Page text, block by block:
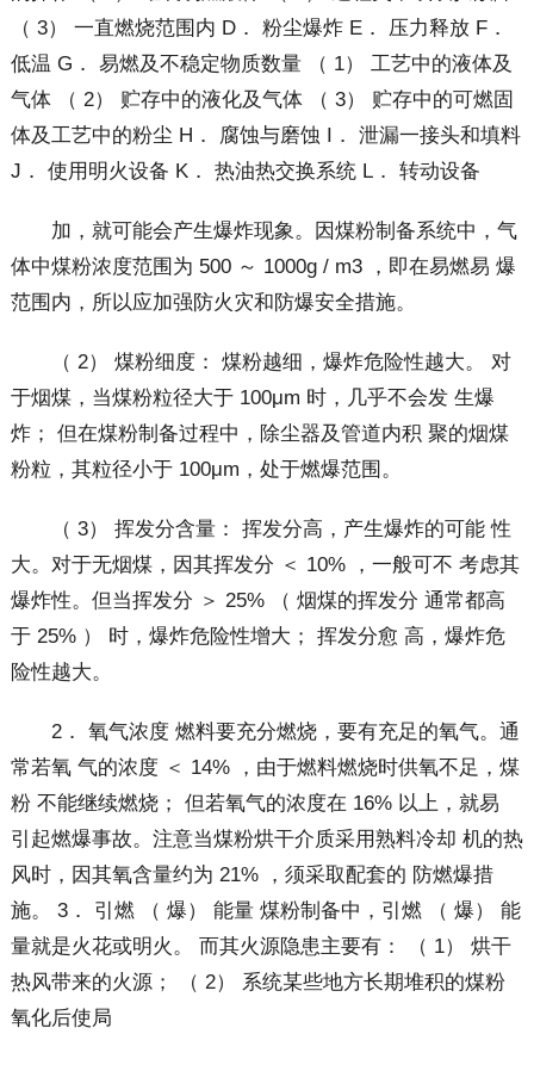
（ 3） 一直燃烧范围内 D． 粉尘爆炸 E． 压力释放 F．
低温 G． 易燃及不稳定物质数量 （ 1） 工艺中的液体及
气体 （ 2） 贮存中的液化及气体 （ 3） 贮存中的可燃固
体及工艺中的粉尘 H． 腐蚀与磨蚀 I． 泄漏一接头和填料
J． 使用明火设备 K． 热油热交换系统 L． 转动设备
加，就可能会产生爆炸现象。因煤粉制备系统中，气
体中煤粉浓度范围为 500 ～ 1000g / m3 ，即在易燃易 爆
范围内，所以应加强防火灾和防爆安全措施。
（ 2） 煤粉细度： 煤粉越细，爆炸危险性越大。 对
于烟煤，当煤粉粒径大于 100μm 时，几乎不会发 生爆
炸； 但在煤粉制备过程中，除尘器及管道内积 聚的烟煤
粉粒，其粒径小于 100μm，处于燃爆范围。
（ 3） 挥发分含量： 挥发分高，产生爆炸的可能 性
大。对于无烟煤，因其挥发分 ＜ 10% ，一般可不 考虑其
爆炸性。但当挥发分 ＞ 25% （ 烟煤的挥发分 通常都高
于 25% ） 时，爆炸危险性增大； 挥发分愈 高，爆炸危
险性越大。
2． 氧气浓度 燃料要充分燃烧，要有充足的氧气。通
常若氧 气的浓度 ＜ 14% ，由于燃料燃烧时供氧不足，煤
粉 不能继续燃烧； 但若氧气的浓度在 16% 以上，就易
引起燃爆事故。注意当煤粉烘干介质采用熟料冷却 机的热
风时，因其氧含量约为 21% ，须采取配套的 防燃爆措
施。 3． 引燃 （ 爆） 能量 煤粉制备中，引燃 （ 爆） 能
量就是火花或明火。 而其火源隐患主要有： （ 1） 烘干
热风带来的火源； （ 2） 系统某些地方长期堆积的煤粉
氧化后使局